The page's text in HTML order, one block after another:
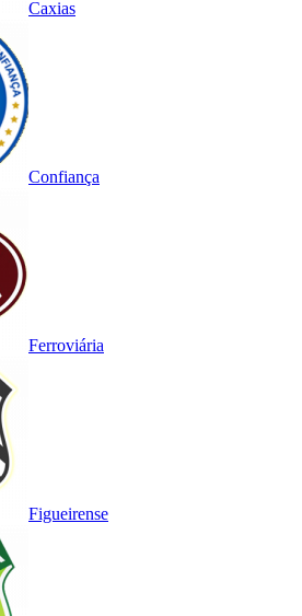
Caxias
Confiança
Ferroviária
Figueirense